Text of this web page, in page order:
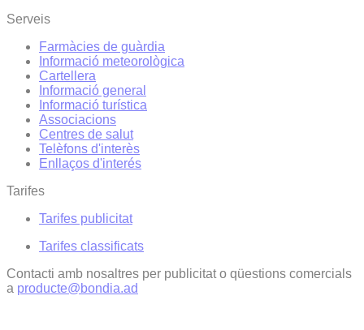
Serveis
Farmàcies de guàrdia
Informació meteorològica
Cartellera
Informació general
Informació turística
Associacions
Centres de salut
Telèfons d'interès
Enllaços d'interés
Tarifes
Tarifes publicitat
Tarifes classificats
Contacti amb nosaltres per publicitat o qüestions comercials
a producte@bondia.ad